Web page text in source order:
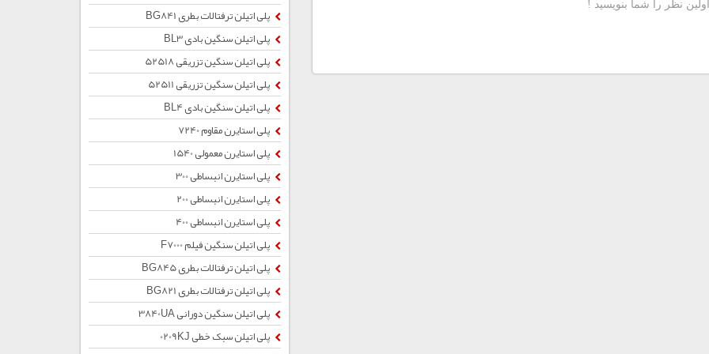
پلی اتیلن ترفتالات بطری BG841
پلی اتیلن سنگین بادی BL3
پلی اتیلن سنگین تزریقی 52518
پلی اتیلن سنگین تزریقی 52511
پلی اتیلن سنگین بادی BL4
پلی استایرن مقاوم 7240
پلی استایرن معمولی 1540
پلی استایرن انبساطی 300
پلی استایرن انبساطی 200
پلی استایرن انبساطی 400
پلی اتیلن سنگین فیلم F7000
پلی اتیلن ترفتالات بطری BG845
پلی اتیلن ترفتالات بطری BG821
پلی اتیلن سنگین دورانی 3840UA
پلی اتیلن سبک خطی 0209KJ